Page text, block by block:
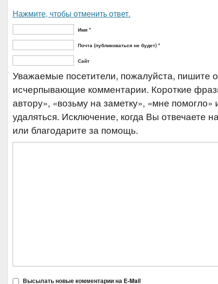
Нажмите, чтобы отменить ответ.
Имя *
Почта (публиковаться не будет) *
Сайт
Уважаемые посетители, пожалуйста, пишите
исчерпывающие комментарии. Короткие
автору», «возьму на заметку», «мне помогло»
удаляться. Исключение, когда Вы отвечаете
или благодарите за помощь.
Высылать новые комментарии на E-Mail